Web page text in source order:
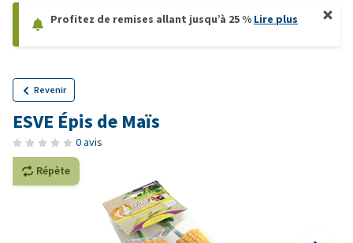
Profitez de remises allant jusqu’à 25 % Lire plus
Revenir
ESVE Épis de Maïs
0 avis
Répète